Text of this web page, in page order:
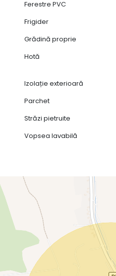
Ferestre PVC
Frigider
Grădină proprie
Hotă
Izolație exterioară
Parchet
Străzi pietruite
Vopsea lavabilă